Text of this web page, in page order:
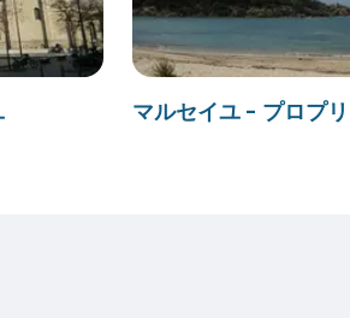
マルセイユ - プロプ